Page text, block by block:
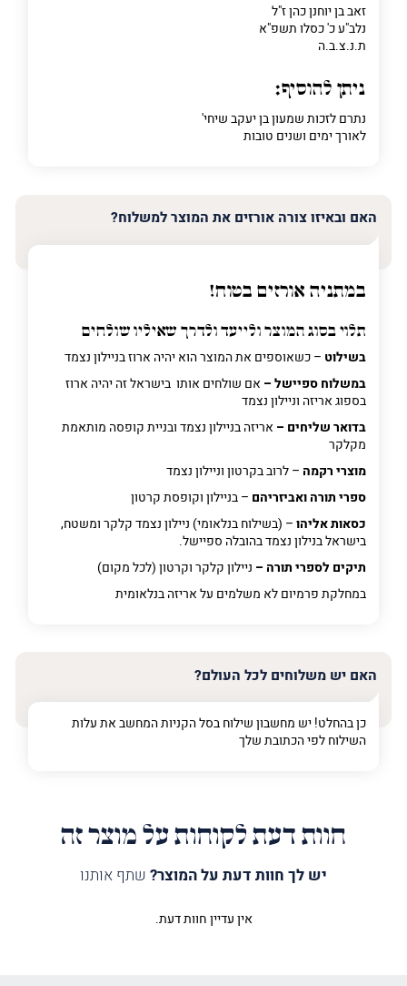
זאב בן יוחנן כהן ז"ל
נלב"ע כ' כסלו תשפ"א
ת.נ.צ.ב.ה
ניתן להוסיף:
נתרם לזכות שמעון בן יעקב שיחי'
לאורך ימים ושנים טובות
האם ובאיזו צורה אורזים את המוצר למשלוח?
במתניה אורזים בטוח!
תלוי בסוג המוצר ולייעד ולדרך שאיליו שולחים
בשילוט – כשאוספים את המוצר הוא יהיה ארוז בניילון נצמד
במשלוח ספיישל – אם שולחים אותו בישראל זה יהיה ארוז
בספוג אריזה וניילון נצמד
בדואר שליחים – אריזה בניילון נצמד ובניית קופסה מותאמת
מקלקר
מוצרי רקמה – לרוב בקרטון וניילון נצמד
ספרי תורה ואביזריהם – בניילון וקופסת קרטון
כסאות אליהו– (בשילוח בנלאומי) ניילון נצמד קלקר ומשטח,
בישראל בנילון נצמד בהובלה ספיישל.
תיקים לספרי תורה – ניילון קלקר וקרטון (לכל מקום)
במחלקת פרמיוםלא משלמים על אריזה בנלאומית
האם יש משלוחים לכל העולם?
כן בהחלט! יש מחשבון שילוח בסל הקניות המחשב את עלות
השילוח לפי הכתובת שלך
חוות דעת לקוחות על מוצר זה
יש לך חוות דעת על המוצר? שתף אותנו
אין עדיין חוות דעת.